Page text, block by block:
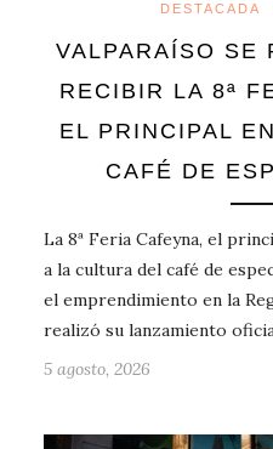
DESTACADA
VALPARAÍSO SE
RECIBIR LA 8ª
EL PRINCIPAL
CAFÉ DE
La 8ª Feria Cafeyna, el
a la cultura del café de
el emprendimiento en la
realizó su lanzamiento
5 agosto, 2026